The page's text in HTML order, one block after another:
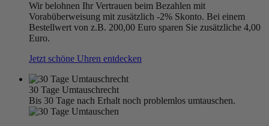
Wir belohnen Ihr Vertrauen beim Bezahlen mit
Vorabüberweisung mit zusätzlich -2% Skonto. Bei einem
Bestellwert von z.B. 200,00 Euro sparen Sie zusätzliche 4,00
Euro.
Jetzt schöne Uhren entdecken
30 Tage Umtauschrecht
Bis 30 Tage nach Erhalt noch problemlos umtauschen.